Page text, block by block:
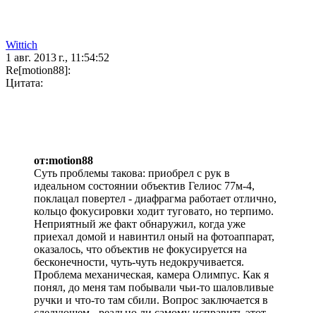
Wittich
1 авг. 2013 г., 11:54:52
Re[motion88]:
Цитата:
от:motion88
Суть проблемы такова: приобрел с рук в
идеальном состоянии объектив Гелиос 77м-4,
поклацал повертел - диафрагма работает отлично,
кольцо фокусировки ходит туговато, но терпимо.
Неприятный же факт обнаружил, когда уже
приехал домой и навинтил оный на фотоаппарат,
оказалось, что объектив не фокусируется на
бесконечности, чуть-чуть недокручивается.
Проблема механическая, камера Олимпус. Как я
понял, до меня там побывали чьи-то шаловливые
ручки и что-то там сбили. Вопрос заключается в